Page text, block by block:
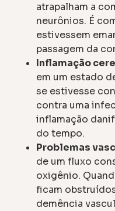
atrapalham a
neurônios. É
estivessem
passagem da
Inflamação
em um estado
se estivesse
contra uma
inflamação
do tempo.
Problemas
de um fluxo
oxigênio.
ficam
demência